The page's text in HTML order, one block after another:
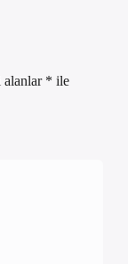
alanlar * ile